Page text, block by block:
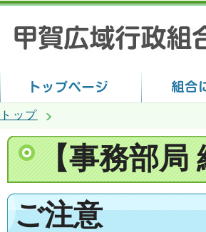
トップ
【事務部局
ご注意